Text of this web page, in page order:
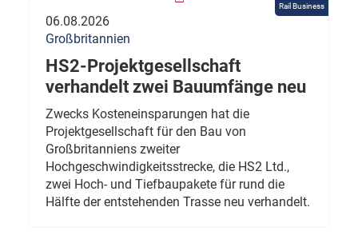
Rail Business
06.08.2026
Großbritannien
HS2-Projektgesellschaft
verhandelt zwei Bauumfänge neu
Zwecks Kosteneinsparungen hat die
Projektgesellschaft für den Bau von
Großbritanniens zweiter
Hochgeschwindigkeitsstrecke, die HS2 Ltd.,
zwei Hoch- und Tiefbaupakete für rund die
Hälfte der entstehenden Trasse neu verhandelt.